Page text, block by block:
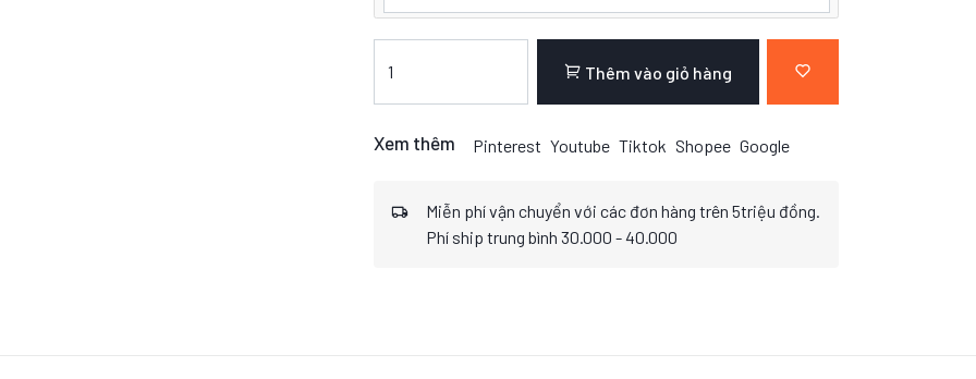
Thêm vào giỏ hàng
Xem thêm Pinterest Youtube Tiktok Shopee Google
Miễn phí vận chuyển với các đơn hàng trên 5triệu đồng.
Phí ship trung bình 30.000 - 40.000